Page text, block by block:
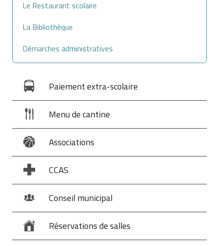
Le Restaurant scolaire
La Bibliothèque
Démarches administratives
Paiement extra-scolaire
Menu de cantine
Associations
CCAS
Conseil municipal
Réservations de salles